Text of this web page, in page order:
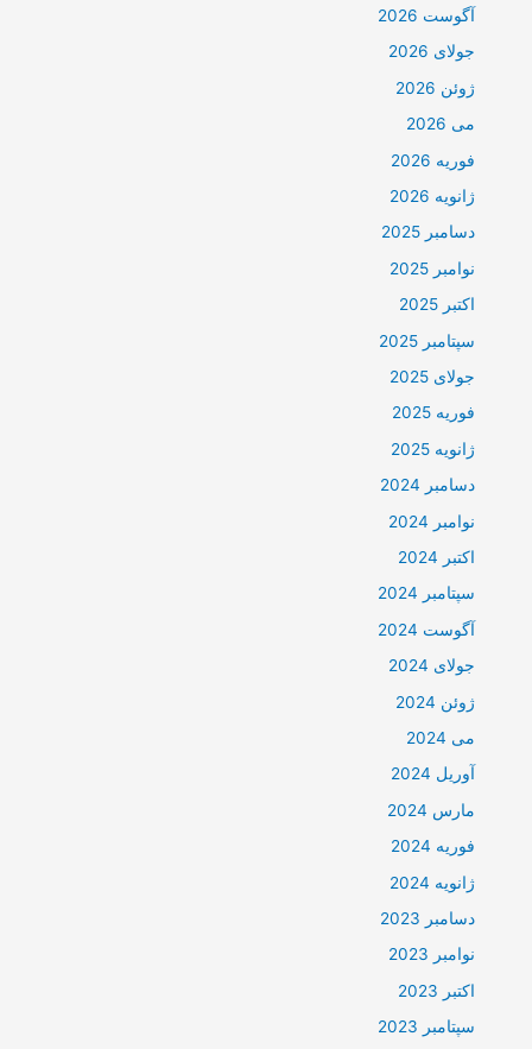
آگوست 2026
جولای 2026
ژوئن 2026
می 2026
فوریه 2026
ژانویه 2026
دسامبر 2025
نوامبر 2025
اکتبر 2025
سپتامبر 2025
جولای 2025
فوریه 2025
ژانویه 2025
دسامبر 2024
نوامبر 2024
اکتبر 2024
سپتامبر 2024
آگوست 2024
جولای 2024
ژوئن 2024
می 2024
آوریل 2024
مارس 2024
فوریه 2024
ژانویه 2024
دسامبر 2023
نوامبر 2023
اکتبر 2023
سپتامبر 2023